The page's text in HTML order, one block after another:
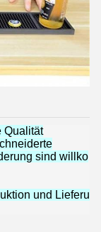
Qualität
sind willko
und Lieferu